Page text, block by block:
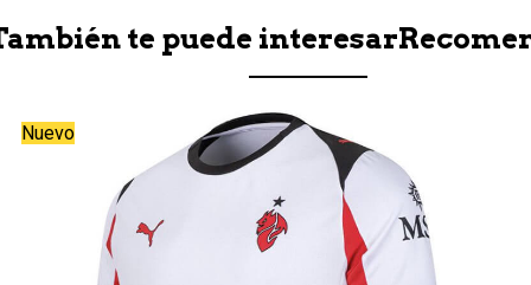
te puede interesar
Nuevo